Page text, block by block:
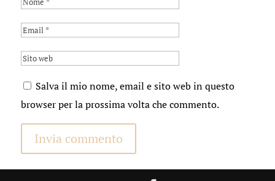
Salva il mio nome, email e sito web in questo
browser per la prossima volta che commento.